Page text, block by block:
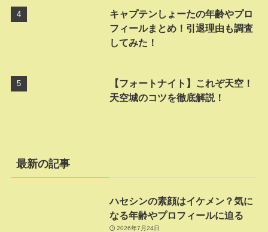
キャプテンしょーたの年齢やプロ
フィールまとめ！引退理由も調査
してみた！
【フォートナイト】これぞ天空！
天空城のコツを徹底解説！
最新の記事
ハセシンの素顔はイケメン？気に
なる年齢やプロフィールに迫る
2026年7月24日